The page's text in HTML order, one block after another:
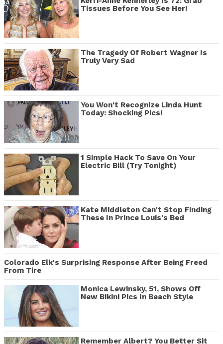
Tissues Before You See Her!
The Tragedy Of Robert Wagner Is
Truly Very Sad
You Won't Recognize Linda Hunt
Today: Shocking Pics!
1 Simple Hack To Save On Your
Electric Bill (Try Tonight)
Kate Middleton Can't Stop Finding
These In Prince Louis's Bed
Colorado Elk's Surprising Response After Being Freed
From Tire
Monica Lewinsky, 51, Shows Off
New Bikini Pics In Beach Style
Remember Albert? You Better Sit